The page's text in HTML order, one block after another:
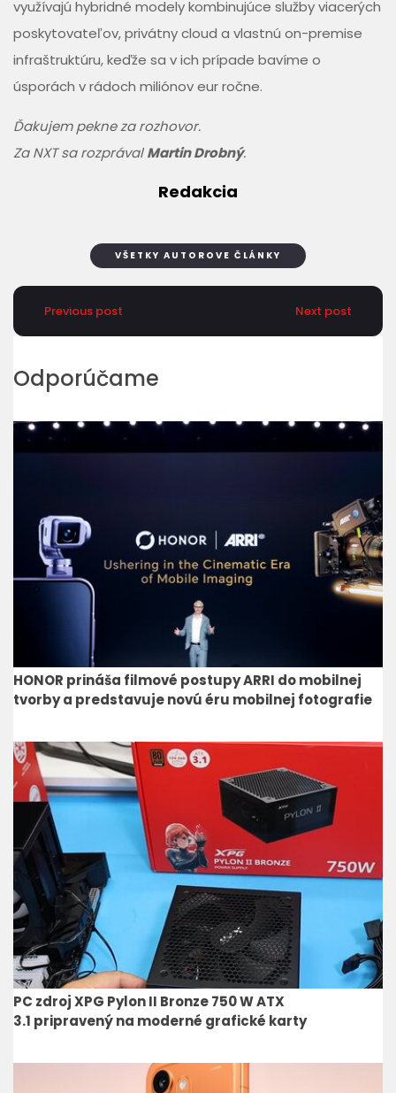
využívajú hybridné modely kombinujúce služby viacerých
poskytovateľov, privátny cloud a vlastnú on-premise
infraštruktúru, keďže sa v ich prípade bavíme o
úsporách v rádoch miliónov eur ročne.
Ďakujem pekne za rozhovor.
Za NXT sa rozprávalMartin Drobný.
Redakcia
VŠETKY AUTOROVE ČLÁNKY
Previous post Next post
Odporúčame
HONOR prináša filmové postupy ARRI do mobilnej
tvorby a predstavuje novú éru mobilnej fotografie
PC zdroj XPG Pylon II Bronze 750 W ATX
3.1 pripravený na moderné grafické karty